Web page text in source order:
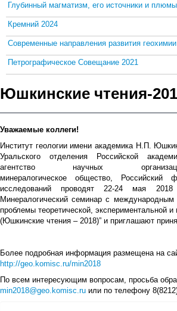
Глубинный магматизм, его источники и
Кремний 2024
Современные направления развития
Петрографическое Совещание 2021
Юшкинские чтения-
Уважаемые коллеги!
Институт геологии имени академика Н.П.
Уральского отделения Российской
агентство научных
минералогическое общество, Российский
исследований проводят 22-24 мая
Минералогический семинар с международным
проблемы теоретической, экспериментальной и
(Юшкинские чтения – 2018)” и приглашают
Более подробная информация размещена на
http://geo.komisc.ru/min2018
По всем интересующим вопросам, просьба
min2018@geo.komisc.ru или по телефону